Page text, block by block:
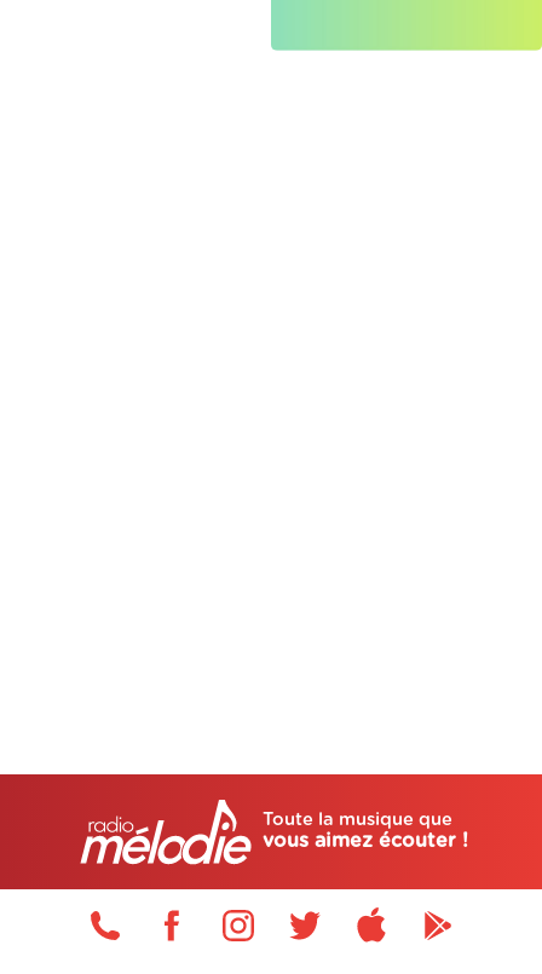
Toute la musique que
vous aimez écouter !